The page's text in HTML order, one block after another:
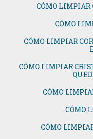
CÓMO LIMPIAR
CÓMO
CÓMO LIMPIAR
CÓMO LIMPIAR
CÓMO
CÓMO
CÓMO